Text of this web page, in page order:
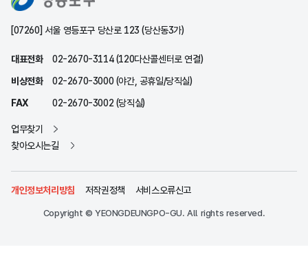
[07260] 서울 영등포구 당산로 123 (당산동3가)
대표전화
02-2670-3114 (120다산콜센터로 연결)
비상전화
02-2670-3000 (야간, 공휴일/당직실)
FAX
02-2670-3002 (당직실)
업무찾기
찾아오시는길
개인정보처리방침 저작권정책 서비스오류신고
Copyright © YEONGDEUNGPO-GU. All rights reserved.